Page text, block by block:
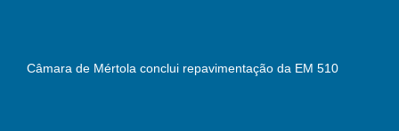
Câmara de Mértola conclui repavimentação da EM 510